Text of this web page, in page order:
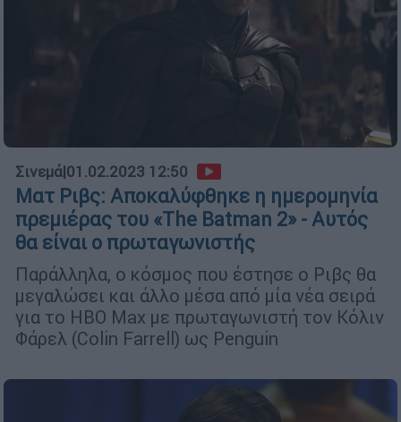
Σινεμά|01.02.2023 12:50
Ματ Ριβς: Αποκαλύφθηκε η ημερομηνία
πρεμιέρας του «The Batman 2» - Αυτός
θα είναι ο πρωταγωνιστής
Παράλληλα, ο κόσμος που έστησε ο Ριβς θα
μεγαλώσει και άλλο μέσα από μία νέα σειρά
για το HBO Max με πρωταγωνιστή τον Κόλιν
Φάρελ (Colin Farrell) ως Penguin